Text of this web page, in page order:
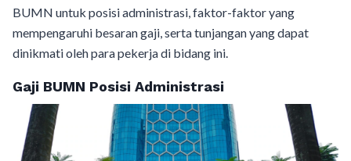
BUMN untuk posisi administrasi, faktor-faktor yang
mempengaruhi besaran gaji, serta tunjangan yang dapat
dinikmati oleh para pekerja di bidang ini.
Gaji BUMN Posisi Administrasi